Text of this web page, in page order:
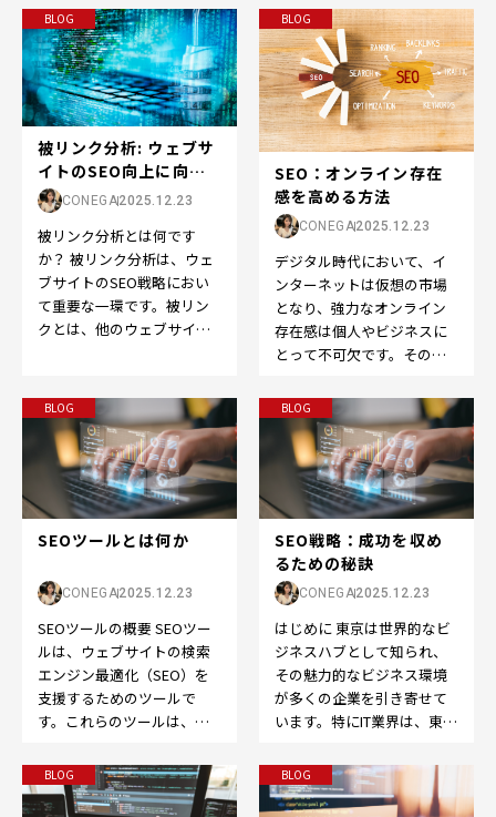
の選定は成功の鍵です。…
ブサイトへのリンクのこ
と…
BLOG
被リンク分析: ウェブサ
イトのSEO向上に向け
た重要なステッ...
CONEGA2025.12.23
被リンク分析とは何です
か？ 被リンク分析は、ウェ
ブサイトのSEO戦略におい
て重要な一環です。被リン
クとは、他のウェブサイト
す…
BLOG
SEO：オンライン存在
感を高める方法
CONEGA2025.12.23
デジタル時代において、イ
ンターネットは仮想の市場
となり、強力なオンライン
存在感は個人やビジネスに
とって不可欠です。そのた
Search Engine O…
BLOG
SEOツールとは何か
CONEGA2025.12.23
SEOツールの概要 SEOツー
ルは、ウェブサイトの検索
エンジン最適化（SEO）を
支援するためのツールで
す。これらのツールは、検
グ向上やウェブサイト…
BLOG
SEO戦略：成功を収め
るための秘訣
CONEGA2025.12.23
はじめに 東京は世界的なビ
ジネスハブとして知られ、
その魅力的なビジネス環境
が多くの企業を引き寄せて
います。特にIT業界は、東京
欠かせない要素となっ…
BLOG BLOG